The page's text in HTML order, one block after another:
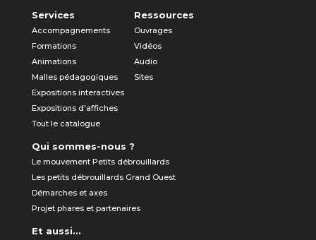
Services
Accompagnements
Formations
Animations
Malles pédagogiques
Expositions interactives
Expositions d'affiches
Tout le catalogue
Ressources
Ouvrages
Vidéos
Audio
Sites
Qui sommes-nous ?
Le mouvement Petits débrouillards
Les petits débrouillards Grand Ouest
Démarches et axes
Projet phares et partenaires
Et aussi...